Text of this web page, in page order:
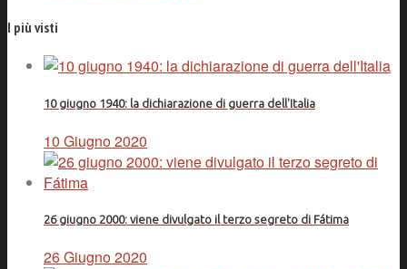
I più visti
10 giugno 1940: la dichiarazione di guerra dell'Italia
10 Giugno 2020
26 giugno 2000: viene divulgato il terzo segreto di Fátima
26 Giugno 2020